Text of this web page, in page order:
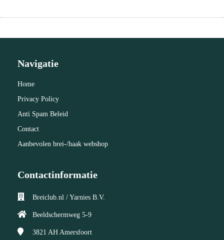
Navigatie
Home
Privacy Policy
Anti Spam Beleid
Contact
Aanbevolen brei-/haak webshop
Contactinformatie
Breiclub.nl / Yarnies B.V.
Beeldschermweg 5-9
3821 AH Amersfoort